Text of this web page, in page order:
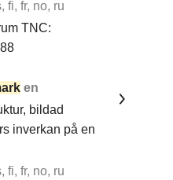
fi, fr, no, ru
TNC:
en
bildad
inverkan på en
fi, fr, no, ru